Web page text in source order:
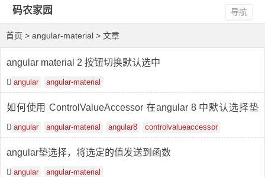
码农家园 导航
首页 > angular-material > 文章
angular material 2 按钮切换默认选中
angular angular-material
如何使用 ControlValueAccessor 在angular 8 中默认选择垫
按钮切换
angular angular-material angular8 controlvalueaccessor
angular垫选择，将选定的值发送到函数
angular angular-material